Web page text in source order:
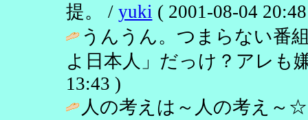
提。 / yuki ( 2001-08-04
うんうん。つまらない番
よ日本人」だっけ？アレも
13:43 )
人の考えは～人の考え